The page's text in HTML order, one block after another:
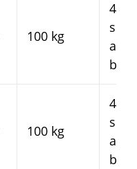
100 kg
4–7
100 kg
4–7